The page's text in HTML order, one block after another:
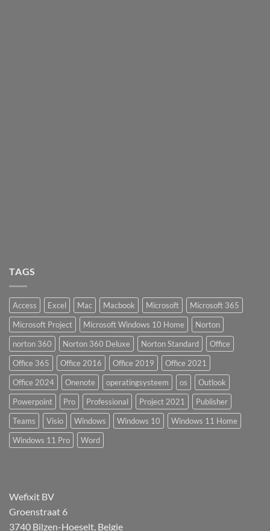
TAGS
Access Excel Mac Macbook Microsoft
Microsoft 365
Microsoft Project
Microsoft Windows 10 Home
Norton
norton 360
Norton 360 Deluxe Norton Standard
Office
Office 365
Office 2016 Office 2019
Office 2021
Office 2024
Onenote operatingsysteem os
Outlook
Powerpoint
Pro Professional Project 2021
Publisher
Teams
Visio Windows Windows 10
Windows 11 Home
Windows 11 Pro
Word
Wefixit BV
Groenstraat 6
3740 Bilzen-Hoeselt, Belgie